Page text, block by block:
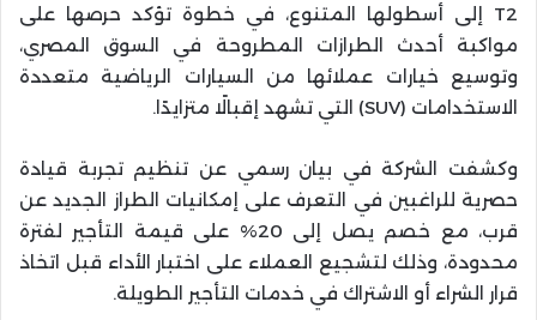
T2 إلى أسطولها المتنوع، في خطوة تؤكد حرصها على
مواكبة أحدث الطرازات المطروحة في السوق المصري،
وتوسيع خيارات عملائها من السيارات الرياضية متعددة
الاستخدامات (SUV) التي تشهد إقبالًا متزايدًا.
وكشفت الشركة في بيان رسمي عن تنظيم تجربة قيادة
حصرية للراغبين في التعرف على إمكانيات الطراز الجديد عن
قرب، مع خصم يصل إلى 20% على قيمة التأجير لفترة
محدودة، وذلك لتشجيع العملاء على اختبار الأداء قبل اتخاذ
قرار الشراء أو الاشتراك في خدمات التأجير الطويلة.